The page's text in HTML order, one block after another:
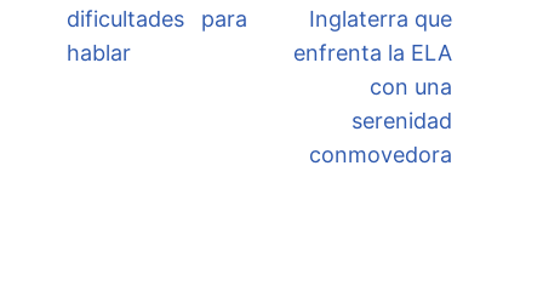
dificultades para
hablar
Inglaterra que
enfrenta la ELA
con una
serenidad
conmovedora